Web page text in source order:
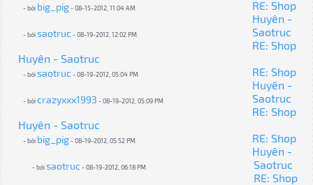
- bởi big_pig- 08-15-2012, 11:04 AM
RE: Shop
Huyên -
Saotruc
- bởisaotruc- 08-19-2012, 12:02 PM
RE: Shop
Huyên - Saotruc
- bởisaotruc- 08-19-2012, 05:04 PM
RE: Shop
Huyên -
Saotruc
- bởicrazyxxx1993 - 08-19-2012, 05:09 PM
RE: Shop
Huyên - Saotruc
- bởi big_pig- 08-19-2012, 05:52 PM
RE: Shop
Huyên -
Saotruc
- bởisaotruc- 08-19-2012, 06:18 PM
RE: Shop